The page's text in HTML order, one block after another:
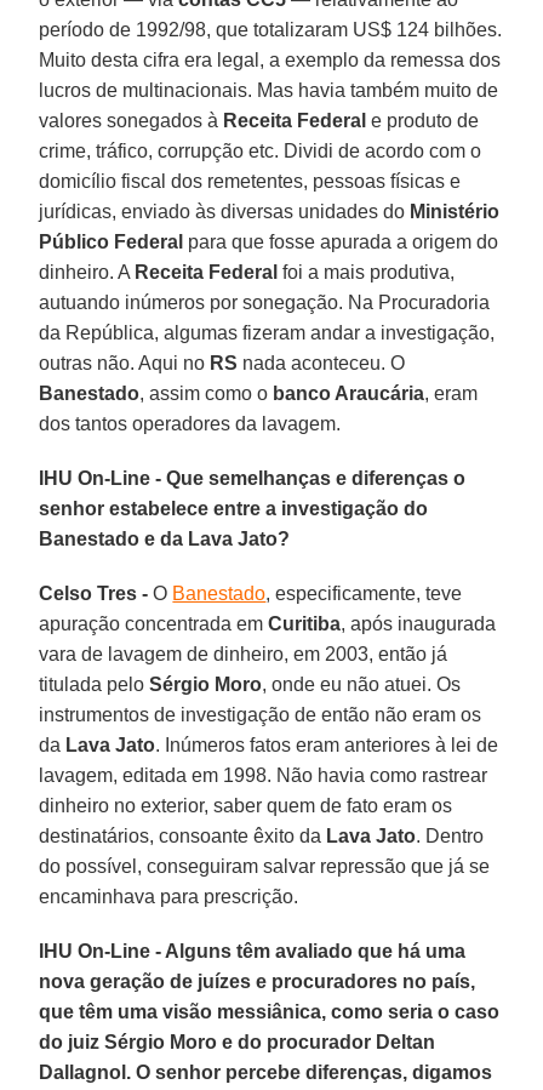
período de 1992/98, que totalizaram US$ 124 bilhões.
Muito desta cifra era legal, a exemplo da remessa dos
lucros de multinacionais. Mas havia também muito de
valores sonegados à Receita Federal e produto de
crime, tráfico, corrupção etc. Dividi de acordo com o
domicílio fiscal dos remetentes, pessoas físicas e
jurídicas, enviado às diversas unidades do Ministério
Público Federal para que fosse apurada a origem do
dinheiro. A Receita Federal foi a mais produtiva,
autuando inúmeros por sonegação. Na Procuradoria
da República, algumas fizeram andar a investigação,
outras não. Aqui no RS nada aconteceu. O
Banestado, assim como o banco Araucária, eram
dos tantos operadores da lavagem.
IHU On-Line - Que semelhanças e diferenças o
senhor estabelece entre a investigação do
Banestado e da Lava Jato?
Celso Tres - O Banestado, especificamente, teve
apuração concentrada emCuritiba, após inaugurada
vara de lavagem de dinheiro, em 2003, então já
titulada peloSérgio Moro, onde eu não atuei. Os
instrumentos de investigação de então não eram os
da Lava Jato. Inúmeros fatos eram anteriores à lei de
lavagem, editada em 1998. Não havia como rastrear
dinheiro no exterior, saber quem de fato eram os
destinatários, consoante êxito da Lava Jato. Dentro
do possível, conseguiram salvar repressão que já se
encaminhava para prescrição.
IHU On-Line - Alguns têm avaliado que há uma
nova geração de juízes e procuradores no país,
que têm uma visão messiânica, como seria o caso
do juiz Sérgio Moro e do procurador Deltan
Dallagnol. O senhor percebe diferenças, digamos